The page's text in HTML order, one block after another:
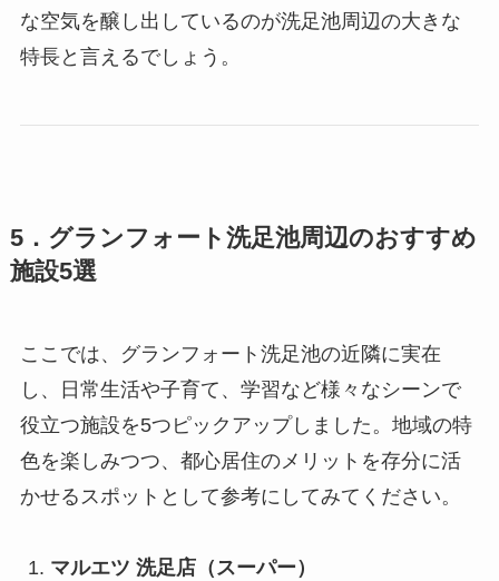
な空気を醸し出しているのが洗足池周辺の大きな
特長と言えるでしょう。
5．グランフォート洗足池周辺のおすすめ
施設5選
ここでは、グランフォート洗足池の近隣に実在
し、日常生活や子育て、学習など様々なシーンで
役立つ施設を5つピックアップしました。地域の特
色を楽しみつつ、都心居住のメリットを存分に活
かせるスポットとして参考にしてみてください。
マルエツ 洗足店（スーパー）